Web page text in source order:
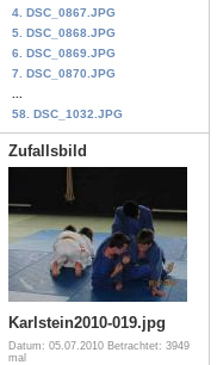
4. DSC_0867.JPG
5. DSC_0868.JPG
6. DSC_0869.JPG
7. DSC_0870.JPG
58. DSC_1032.JPG
Zufallsbild
Karlstein2010-019.jpg
Datum: 05.07.2010 Betrachtet: 3949
mal